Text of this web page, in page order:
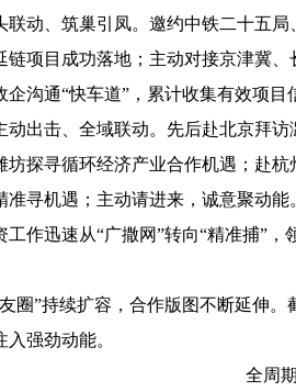
、筑巢引凤。邀约中铁二十五局
链项目成功落地；主动对接京津冀
企沟通“快车道”，累计收集有效项目
击、全域联动。先后赴北京拜访
坊探寻循环经济产业合作机遇；赴
寻机遇；主动请进来，诚意聚动能
迅速从“广撒网”转向“精准捕”，
”持续扩容，合作版图不断延伸。
强劲动能。
全周